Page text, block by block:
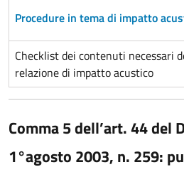
Procedure in tema di impatto
Checklist dei contenuti necessari
relazione di impatto acustico
Comma 5 dell’art. 44 del
1°agosto 2003, n. 259: